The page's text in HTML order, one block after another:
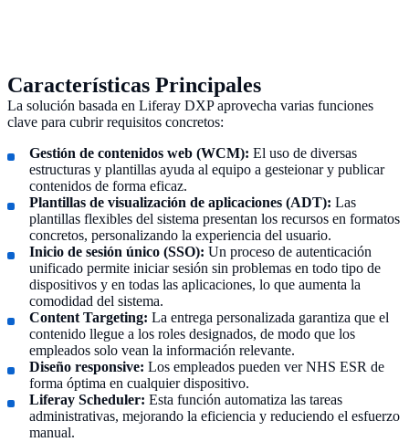
Características Principales
La solución basada en Liferay DXP aprovecha varias funciones
clave para cubrir requisitos concretos:
Gestión de contenidos web (WCM): El uso de diversas
estructuras y plantillas ayuda al equipo a gesteionar y publicar
contenidos de forma eficaz.
Plantillas de visualización de aplicaciones (ADT): Las
plantillas flexibles del sistema presentan los recursos en formatos
concretos, personalizando la experiencia del usuario.
Inicio de sesión único (SSO): Un proceso de autenticación
unificado permite iniciar sesión sin problemas en todo tipo de
dispositivos y en todas las aplicaciones, lo que aumenta la
comodidad del sistema.
Content Targeting: La entrega personalizada garantiza que el
contenido llegue a los roles designados, de modo que los
empleados solo vean la información relevante.
Diseño responsive: Los empleados pueden ver NHS ESR de
forma óptima en cualquier dispositivo.
Liferay Scheduler: Esta función automatiza las tareas
administrativas, mejorando la eficiencia y reduciendo el esfuerzo
manual.